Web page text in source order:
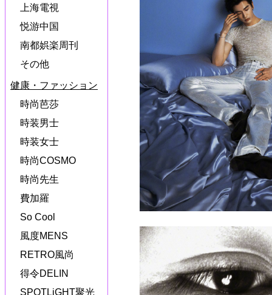
上海電視
悦游中国
南都娯楽周刊
その他
健康・ファッション
時尚芭莎
時装男士
時装女士
時尚COSMO
時尚先生
費加羅
So Cool
風度MENS
RETRO風尚
得令DELIN
SPOTLiGHT聚光